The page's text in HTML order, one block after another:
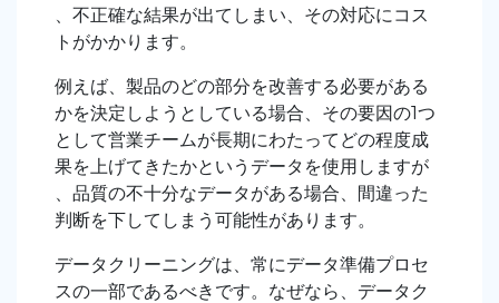
、不正確な結果が出てしまい、その対応にコス
トがかかります。
例えば、製品のどの部分を改善する必要がある
かを決定しようとしている場合、その要因の1つ
として営業チームが長期にわたってどの程度成
果を上げてきたかというデータを使用しますが
、品質の不十分なデータがある場合、間違った
判断を下してしまう可能性があります。
データクリーニングは、常にデータ準備プロセ
スの一部であるべきです。なぜなら、データク